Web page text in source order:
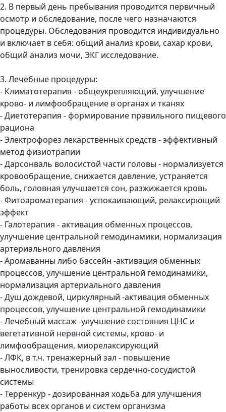
2. В первый день пребывания проводится первичный
осмотр и обследование, после чего назначаются
процедуры. Обследования проводится индивидуально
и включает в себя: общий анализ крови, сахар крови,
общий анализ мочи, ЭКГ исследование.
3. Лечебные процедуры:
- Климатотерапия - общеукрепляющий, улучшение
крово- и лимфообращение в органах и тканях
- Диетотерапия - формирование правильного пищевого
рациона
- Электрофорез лекарственных средств - эффективный
метод физиотрапии
- Дарсонваль волосистой части головы - нормализуется
кровообращение, снижается давление, устраняется
боль, головная улучшается сон, разжижается кровь
- Фитоароматерапия - успокаивающий, релаксирющий
эффект
- Галотерапия - активация обменных процессов,
улучшение центральной гемодинамики, нормализация
артериального давления
- Аромаванны либо бассейн -активация обменных
процессов, улучшение центральной гемодинамики,
нормализация артериального давления
- Душ дождевой, циркулярный -активация обменных
процессов, улучшение центральной гемодинамики
- Лечебный массаж -улучшение состояния ЦНС и
вегетативной нервной системы, крово- и
лимфообращения, миорелаксирующий
- ЛФК, в т.ч. тренажерный зал - повышение
выносливости, тренировка сердечно-сосудистой
системы
- Терренкур - дозированная ходьба для улучшения
работы всех органов и систем организма